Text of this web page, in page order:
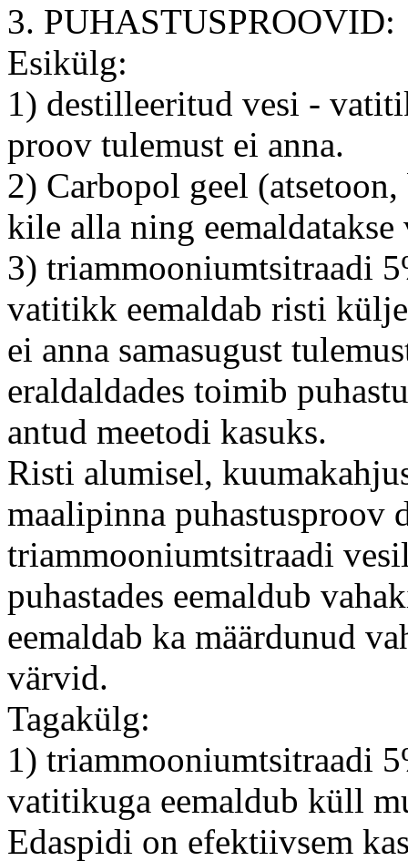
3. PUHASTUSPROOVID:
Esikülg:
1) destilleeritud vesi -
proov tulemust ei anna.
2) Carbopol geel
kile alla ning
3) triammooniumtsitraadi
vatitikk eemaldab risti
ei anna samasugust
eraldaldades toimib
antud meetodi kasuks.
Risti alumisel,
maalipinna puhastusproov
triammooniumtsitraadi
puhastades eemaldub
eemaldab ka määrdunud
värvid.
Tagakülg:
1) triammooniumtsitraadi
vatitikuga eemaldub küll
Edaspidi on efektiivsem